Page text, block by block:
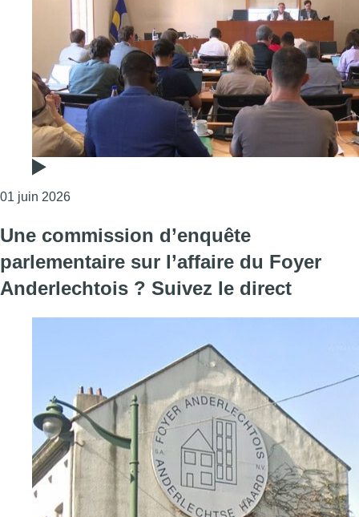
01 juin 2026Consulter l'article "Foyer anderlechtois : une
Une commission d’enquête
parlementaire sur l’affaire du Foyer
Anderlechtois ? Suivez le direct